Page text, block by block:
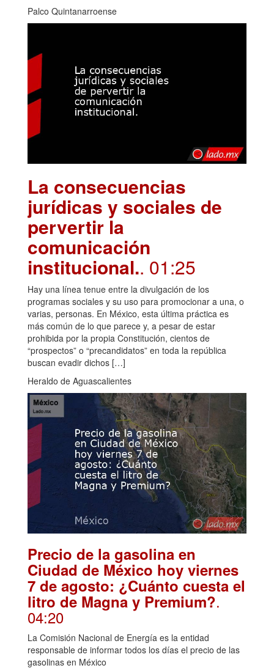
Palco Quintanarroense
La consecuencias
jurídicas y sociales de
pervertir la
comunicación
institucional.. 01:25
Hay una línea tenue entre la divulgación de los
programas sociales y su uso para promocionar a una, o
varias, personas. En México, esta última práctica es
más común de lo que parece y, a pesar de estar
prohibida por la propia Constitución, cientos de
“prospectos” o “precandidatos” en toda la república
buscan evadir dichos […]
Heraldo de Aguascalientes
Precio de la gasolina en
Ciudad de México hoy viernes
7 de agosto: ¿Cuánto cuesta el
litro de Magna y Premium?.
04:20
La Comisión Nacional de Energía es la entidad
responsable de informar todos los días el precio de las
gasolinas en México